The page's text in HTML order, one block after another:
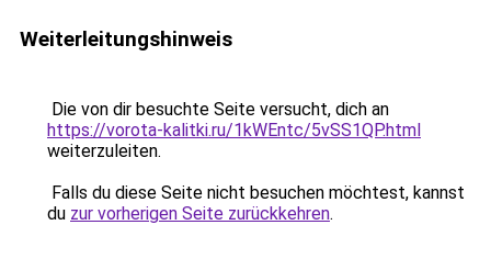
Weiterleitungshinweis
Die von dir besuchte Seite versucht, dich an
https://vorota-kalitki.ru/1kWEntc/5vSS1QP.html
weiterzuleiten.
Falls du diese Seite nicht besuchen möchtest, kannst
du zur vorherigen Seite zurückkehren.